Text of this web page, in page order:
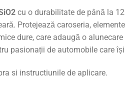
cu o durabilitate de până la
Protejează caroseria,
dure, care adaugă o
pasionații de automobile care
si instructiunile de aplicare.